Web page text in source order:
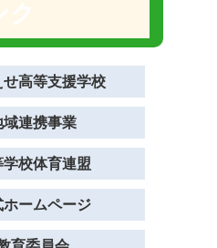
高等支援学校
連携事業
校体育連盟
ームページ